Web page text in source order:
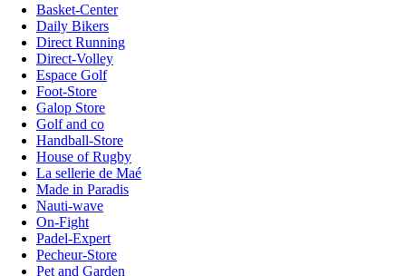
Basket-Center
Daily Bikers
Direct Running
Direct-Volley
Espace Golf
Foot-Store
Galop Store
Golf and co
Handball-Store
House of Rugby
La sellerie de Maé
Made in Paradis
Nauti-wave
On-Fight
Padel-Expert
Pecheur-Store
Pet and Garden